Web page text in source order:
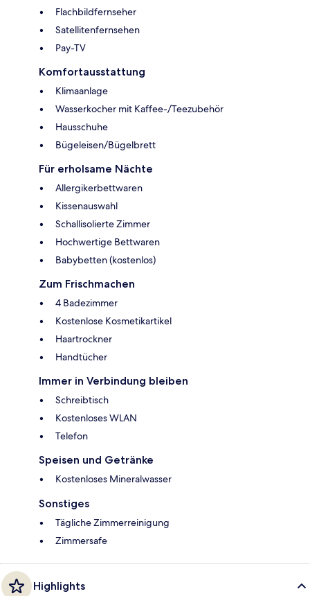
Flachbildfernseher
Satellitenfernsehen
Pay-TV
Komfortausstattung
Klimaanlage
Wasserkocher mit Kaffee-/Teezubehör
Hausschuhe
Bügeleisen/Bügelbrett
Für erholsame Nächte
Allergikerbettwaren
Kissenauswahl
Schallisolierte Zimmer
Hochwertige Bettwaren
Babybetten (kostenlos)
Zum Frischmachen
4 Badezimmer
Kostenlose Kosmetikartikel
Haartrockner
Handtücher
Immer in Verbindung bleiben
Schreibtisch
Kostenloses WLAN
Telefon
Speisen und Getränke
Kostenloses Mineralwasser
Sonstiges
Tägliche Zimmerreinigung
Zimmersafe
Highlights